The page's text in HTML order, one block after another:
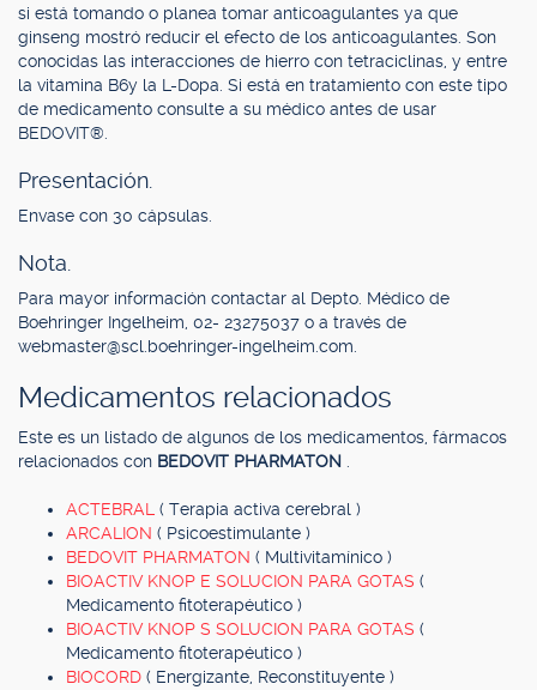
si está tomando o planea tomar anticoagulantes ya que
ginseng mostró reducir el efecto de los anticoagulantes. Son
conocidas las interacciones de hierro con tetraciclinas, y entre
la vitamina B6y la L-Dopa. Si está en tratamiento con este tipo
de medicamento consulte a su médico antes de usar
BEDOVIT®.
Presentación.
Envase con 30 cápsulas.
Nota.
Para mayor información contactar al Depto. Médico de
Boehringer Ingelheim, 02- 23275037 o a través de
webmaster@scl.boehringer-ingelheim.com
Medicamentos relacionados
Este es un listado de algunos de los medicamentos, fármacos
relacionados con BEDOVIT PHARMATON
ACTEBRAL ( Terapia activa cerebral )
ARCALION ( Psicoestimulante )
BEDOVIT PHARMATON ( Multivitamínico )
BIOACTIV KNOP E SOLUCION PARA GOTAS (
Medicamento fitoterapéutico )
BIOACTIV KNOP S SOLUCION PARA GOTAS (
Medicamento fitoterapéutico )
BIOCORD ( Energizante, Reconstituyente )